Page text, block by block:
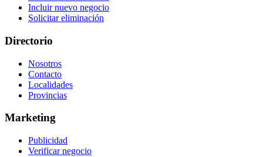
Incluir nuevo negocio
Solicitar eliminación
Directorio
Nosotros
Contacto
Localidades
Provincias
Marketing
Publicidad
Verificar negocio